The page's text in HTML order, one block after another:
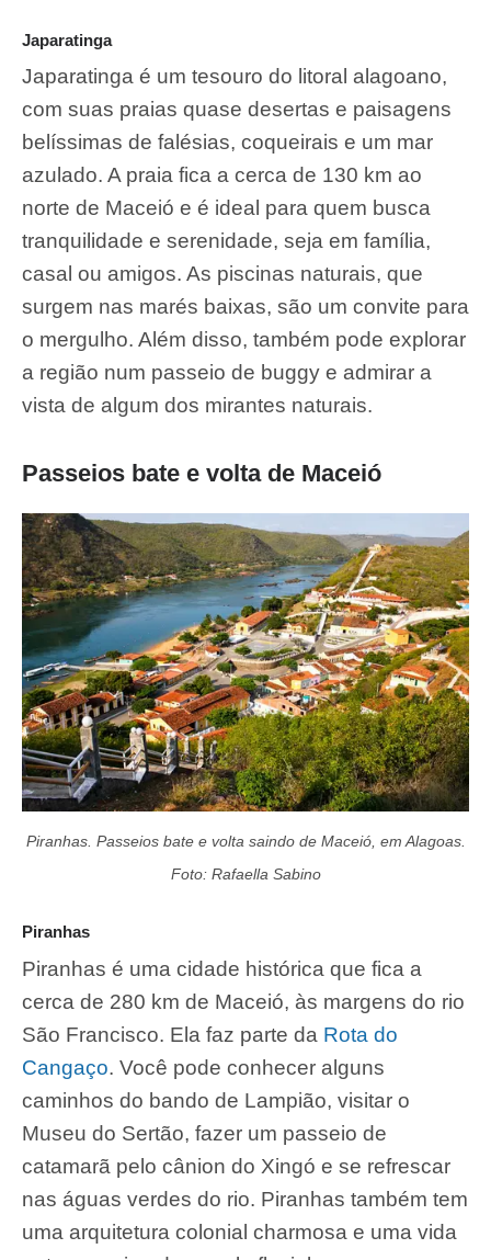
Japaratinga
Japaratinga é um tesouro do litoral alagoano,
com suas praias quase desertas e paisagens
belíssimas de falésias, coqueirais e um mar
azulado. A praia fica a cerca de 130 km ao
norte de Maceió e é ideal para quem busca
tranquilidade e serenidade, seja em família,
casal ou amigos. As piscinas naturais, que
surgem nas marés baixas, são um convite para
o mergulho. Além disso, também pode explorar
a região num passeio de buggy e admirar a
vista de algum dos mirantes naturais.
Passeios bate e volta de Maceió
Piranhas. Passeios bate e volta saindo de Maceió, em Alagoas.
Foto: Rafaella Sabino
Piranhas
Piranhas é uma cidade histórica que fica a
cerca de 280 km de Maceió, às margens do rio
São Francisco. Ela faz parte da Rota do
Cangaço. Você pode conhecer alguns
caminhos do bando de Lampião, visitar o
Museu do Sertão, fazer um passeio de
catamarã pelo cânion do Xingó e se refrescar
nas águas verdes do rio. Piranhas também tem
uma arquitetura colonial charmosa e uma vida